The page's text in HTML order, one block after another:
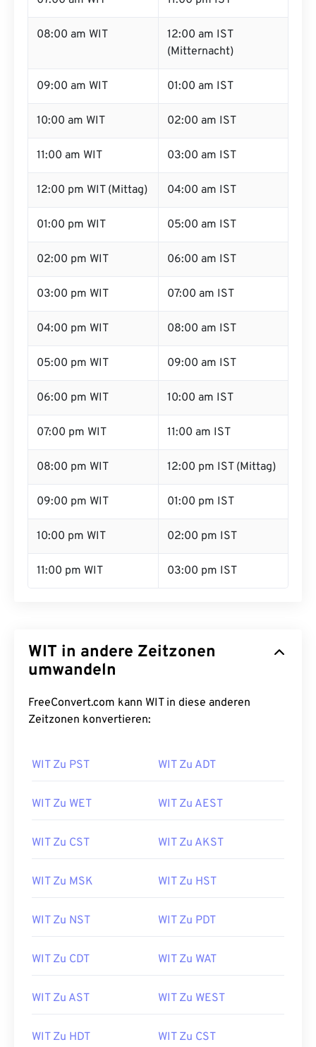
08:00 am WIT
12:00 am IST
(Mitternacht)
09:00 am WIT 01:00 am IST
10:00 am WIT 02:00 am IST
11:00 am WIT 03:00 am IST
12:00 pm WIT (Mittag) 04:00 am IST
01:00 pm WIT 05:00 am IST
02:00 pm WIT 06:00 am IST
03:00 pm WIT 07:00 am IST
04:00 pm WIT 08:00 am IST
05:00 pm WIT 09:00 am IST
06:00 pm WIT 10:00 am IST
07:00 pm WIT 11:00 am IST
08:00 pm WIT 12:00 pm IST (Mittag)
09:00 pm WIT 01:00 pm IST
10:00 pm WIT 02:00 pm IST
11:00 pm WIT 03:00 pm IST
WIT in andere Zeitzonen
umwandeln
FreeConvert.com kann WIT in diese anderen
Zeitzonen konvertieren:
WIT Zu PST WIT Zu ADT
WIT Zu WET WIT Zu AEST
WIT Zu CST WIT Zu AKST
WIT Zu MSK WIT Zu HST
WIT Zu NST WIT Zu PDT
WIT Zu CDT WIT Zu WAT
WIT Zu AST WIT Zu WEST
WIT Zu HDT WIT Zu CST